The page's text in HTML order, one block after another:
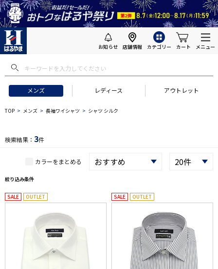
お知らせ 店舗情報 カテゴリー カート メニュー
メンズ レディース アウトレット
フトにおすすめ #セットアップ スーツ
TOP メンズ 長袖ワイシャツ シャツ シルク
検索結果： 3件
カラーをまとめる
絞り込み条件
SALE OUTLET SALE OUTLET